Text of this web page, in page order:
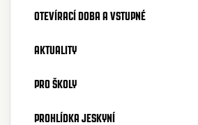
OTEVÍRACÍ DOBA A VSTUPNÉ
AKTUALITY
PRO ŠKOLY
PROHLÍDKA JESKYNÍ